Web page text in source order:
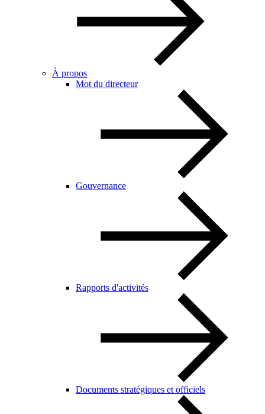
À propos
Mot du directeur
Gouvernance
Rapports d'activités
Documents stratégiques et officiels